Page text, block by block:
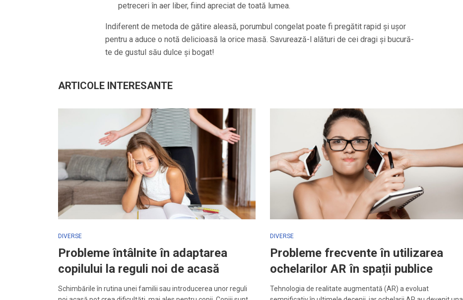
petreceri în aer liber, fiind apreciat de toată lumea.
Indiferent de metoda de gătire aleasă, porumbul congelat poate fi pregătit rapid și ușor
pentru a aduce o notă delicioasă la orice masă. Savurează-l alături de cei dragi și bucură-
te de gustul său dulce și bogat!
ARTICOLE INTERESANTE
DIVERSE
Probleme întâlnite în adaptarea
copilului la reguli noi de acasă
Schimbările în rutina unei familii sau introducerea unor reguli
DIVERSE
Probleme frecvente în utilizarea
ochelarilor AR în spații publice
Tehnologia de realitate augmentată (AR) a evoluat